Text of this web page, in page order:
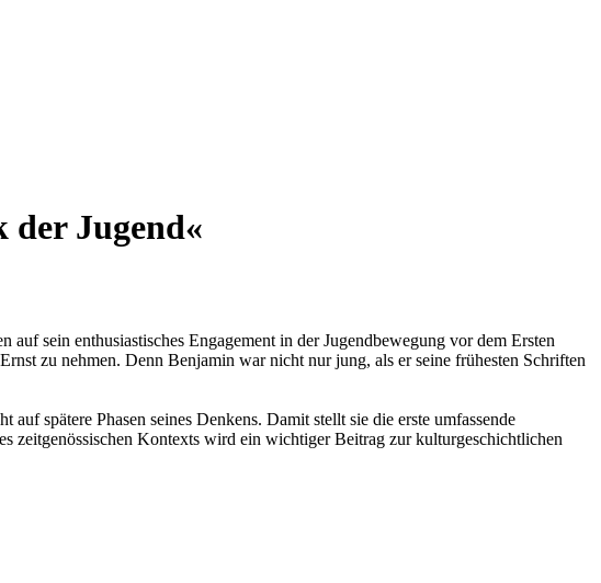
der Jugend«
sein enthusiastisches Engagement in der Jugendbewegung vor dem Ersten
zu nehmen. Denn Benjamin war nicht nur jung, als er seine frühesten Schriften
spätere Phasen seines Denkens. Damit stellt sie die erste umfassende
zeitgenössischen Kontexts wird ein wichtiger Beitrag zur kulturgeschichtlichen